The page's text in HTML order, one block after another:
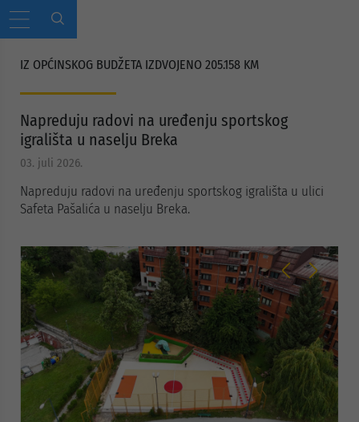
IZ OPĆINSKOG BUDŽETA IZDVOJENO 205.158 KM
Napreduju radovi na uređenju sportskog
igrališta u naselju Breka
03. juli 2026.
Napreduju radovi na uređenju sportskog igrališta u ulici
Safeta Pašalića u naselju Breka.